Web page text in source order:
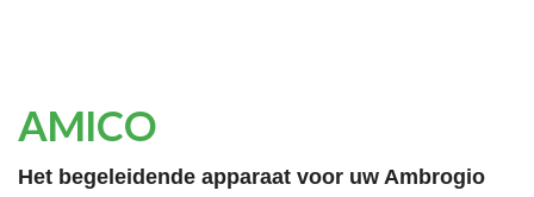
AMICO
Het begeleidende apparaat voor uw Ambrogio